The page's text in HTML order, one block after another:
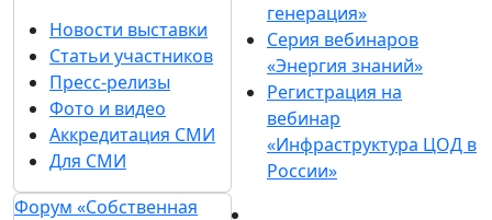
Новости выставки
Статьи участников
Пресс-релизы
Фото и видео
Аккредитация СМИ
Для СМИ
Форум «Собственная
генерация»
Серия вебинаров
«Энергия знаний»
Регистрация на
вебинар
«Инфраструктура ЦОД в
России»